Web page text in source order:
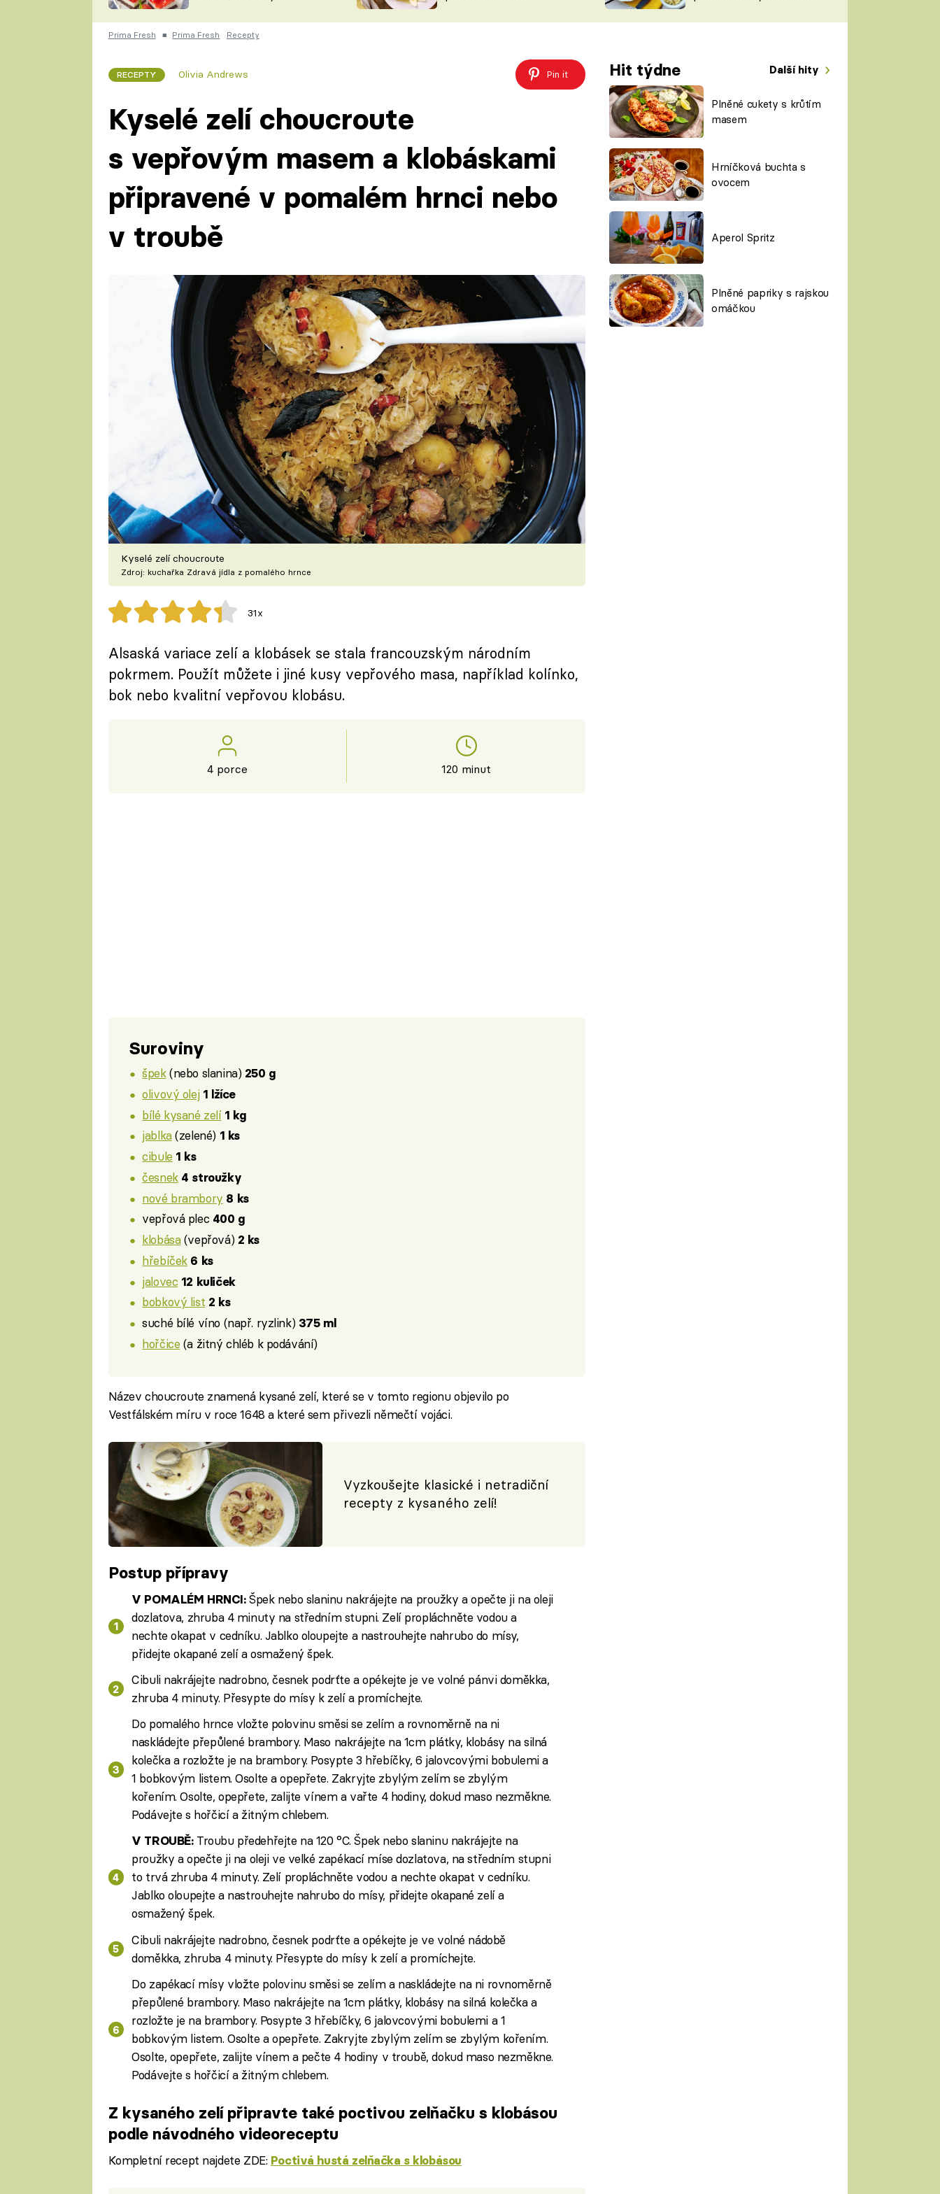
ČESKO NA TALÍŘI
KUCHAŘKA
VYCHYTÁVKY
ŠÉFREDAKTORKY
ČASOPIS
Prima Fresh ■ Prima Fresh Recepty
RECEPTY Olivia Andrews Pin it Hit týdne Další hity
Plněné cukety s krůtím
masem
Hrníčková buchta s
ovocem
Aperol Spritz
Plněné papriky s rajskou
omáčkou
Kyselé zelí choucroute
s vepřovým masem a klobáskami
připravené v pomalém hrnci nebo
v troubě
Kyselé zelí choucroute
Zdroj: kuchařka Zdravá jídla z pomalého hrnce
31x
Alsaská variace zelí a klobásek se stala francouzským národním
pokrmem. Použít můžete i jiné kusy vepřového masa, například kolínko,
bok nebo kvalitní vepřovou klobásu.
4 porce 120 minut
Suroviny
špek(nebo slanina) 250 g
olivový olej 1 lžíce
bílé kysané zelí 1 kg
jablka(zelené) 1 ks
cibule 1 ks
česnek 4 stroužky
nové brambory 8 ks
vepřová plec 400 g
klobása(vepřová) 2 ks
hřebíček 6 ks
jalovec 12 kuliček
bobkový list 2 ks
suché bílé víno (např. ryzlink) 375 ml
hořčice (a žitný chléb k podávání)
Název choucroute znamená kysané zelí, které se v tomto regionu objevilo po
Vestfálském míru v roce 1648 a které sem přivezli němečtí vojáci.
Vyzkoušejte klasické i netradiční
recepty z kysaného zelí!
Postup přípravy
V POMALÉM HRNCI:Špek nebo slaninu nakrájejte na proužky a opečte ji na oleji
dozlatova, zhruba 4 minuty na středním stupni. Zelí propláchněte vodou a
nechte okapat v cedníku. Jablko oloupejte a nastrouhejte nahrubo do mísy,
přidejte okapané zelí a osmažený špek.
Cibuli nakrájejte nadrobno, česnek podrťte a opékejte je ve volné pánvi doměkka,
zhruba 4 minuty. Přesypte do mísy k zelí a promíchejte.
Do pomalého hrnce vložte polovinu směsi se zelím a rovnoměrně na ni
naskládejte přepůlené brambory. Maso nakrájejte na 1cm plátky, klobásy na silná
kolečka a rozložte je na brambory. Posypte 3 hřebíčky, 6 jalovcovými bobulemi a
1 bobkovým listem. Osolte a opepřete. Zakryjte zbylým zelím se zbylým
kořením. Osolte, opepřete, zalijte vínem a vařte 4 hodiny, dokud maso nezměkne.
Podávejte s hořčicí a žitným chlebem.
V TROUBĚ:Troubu předehřejte na 120 °C. Špek nebo slaninu nakrájejte na
proužky a opečte ji na oleji ve velké zapékací míse dozlatova, na středním stupni
to trvá zhruba 4 minuty. Zelí propláchněte vodou a nechte okapat v cedníku.
Jablko oloupejte a nastrouhejte nahrubo do mísy, přidejte okapané zelí a
osmažený špek.
Cibuli nakrájejte nadrobno, česnek podrťte a opékejte je ve volné nádobě
doměkka, zhruba 4 minuty. Přesypte do mísy k zelí a promíchejte.
Do zapékací mísy vložte polovinu směsi se zelím a naskládejte na ni rovnoměrně
přepůlené brambory. Maso nakrájejte na 1cm plátky, klobásy na silná kolečka a
rozložte je na brambory. Posypte 3 hřebíčky, 6 jalovcovými bobulemi a 1
bobkovým listem. Osolte a opepřete. Zakryjte zbylým zelím se zbylým kořením.
Osolte, opepřete, zalijte vínem a pečte 4 hodiny v troubě, dokud maso nezměkne.
Podávejte s hořčicí a žitným chlebem.
Z kysaného zelí připravte také poctivou zelňačku s klobásou
podle návodného videoreceptu
Kompletní recept najdete ZDE: Poctivá hustá zelňačka s klobásou